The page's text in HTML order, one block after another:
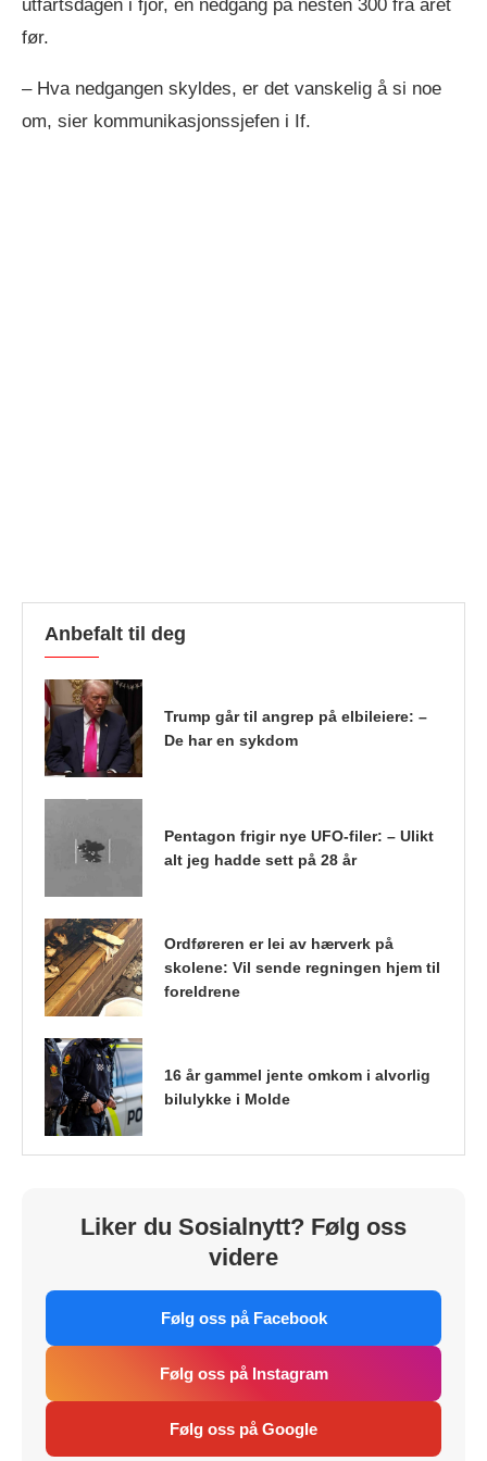
utfartsdagen i fjor, en nedgang på nesten 300 fra året
før.
– Hva nedgangen skyldes, er det vanskelig å si noe
om, sier kommunikasjonssjefen i If.
Anbefalt til deg
Trump går til angrep på elbileiere: –
De har en sykdom
Pentagon frigir nye UFO-filer: – Ulikt
alt jeg hadde sett på 28 år
Ordføreren er lei av hærverk på
skolene: Vil sende regningen hjem til
foreldrene
16 år gammel jente omkom i alvorlig
bilulykke i Molde
Liker du Sosialnytt? Følg oss
videre
Følg oss på Facebook
Følg oss på Instagram
Følg oss på Google